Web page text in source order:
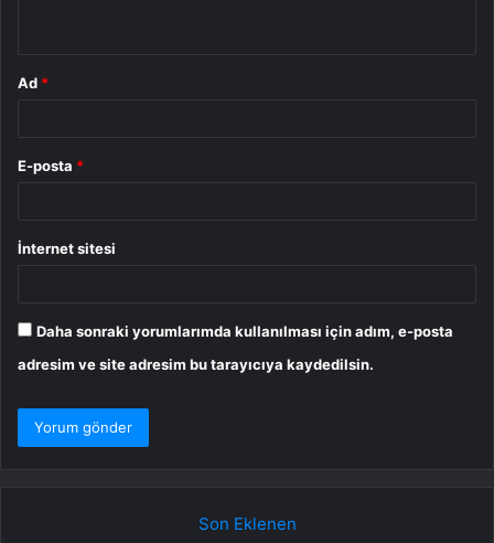
Ad *
E-posta *
İnternet sitesi
Daha sonraki yorumlarımda kullanılması için adım, e-posta
adresim ve site adresim bu tarayıcıya kaydedilsin.
Son Eklenen